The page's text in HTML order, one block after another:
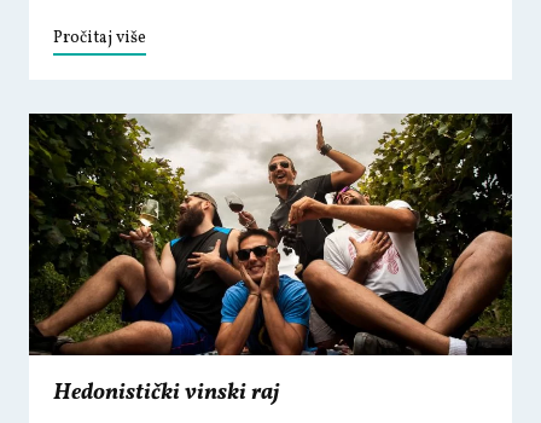
Pročitaj više
Hedonistički vinski raj